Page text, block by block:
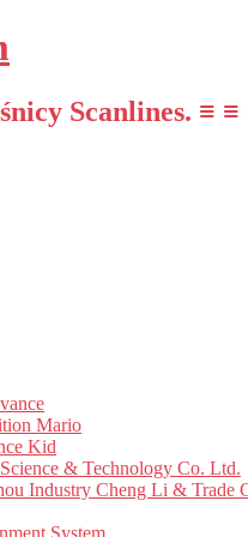
Scanlines. ≡ ≡
Mario
Kid
& Technology Co. Ltd.
Industry Cheng Li & Trade